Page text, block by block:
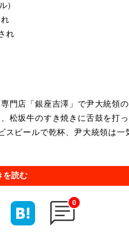
）
れ
門店「銀座吉澤」で尹大統領
松坂牛のすき焼きに舌鼓を打っ
ビールで乾杯、尹大統領は一
を読む
0